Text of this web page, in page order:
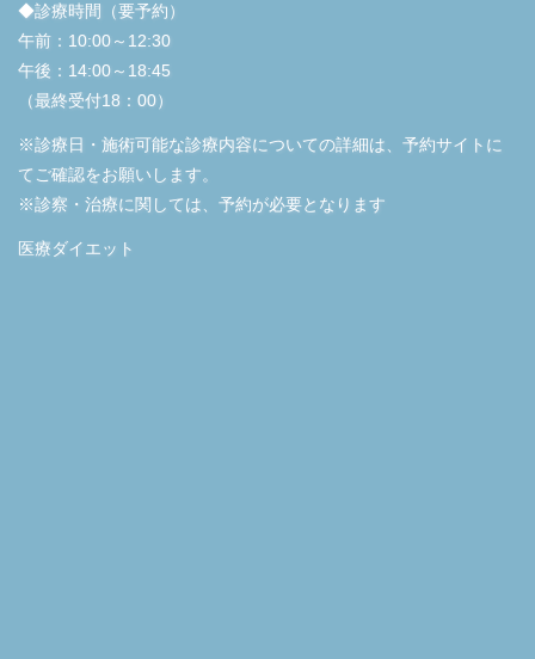
◆診療時間（要予約）
午前：10:00～12:30
午後：14:00～18:45
（最終受付18：00）
※診療日・施術可能な診療内容についての詳細は、予約サイトに
てご確認をお願いします。
※診察・治療に関しては、予約が必要となります
医療ダイエット